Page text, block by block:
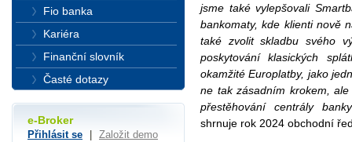
jsme také vylepšovali
bankomaty, kde klienti nově
také zvolit skladbu svého
poskytování klasických
okamžité Europlatby, jako
ne tak zásadním krokem,
přestěhování centrály
shrnuje rok 2024 obchodní
Fio banka
Kariéra
Finanční slovník
Časté dotazy
e-Broker
Přihlásit se Založit demo